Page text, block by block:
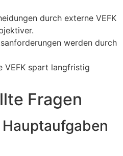
durch externe VEFK
werden durch
VEFK spart langfristig
Fragen
Hauptaufgaben